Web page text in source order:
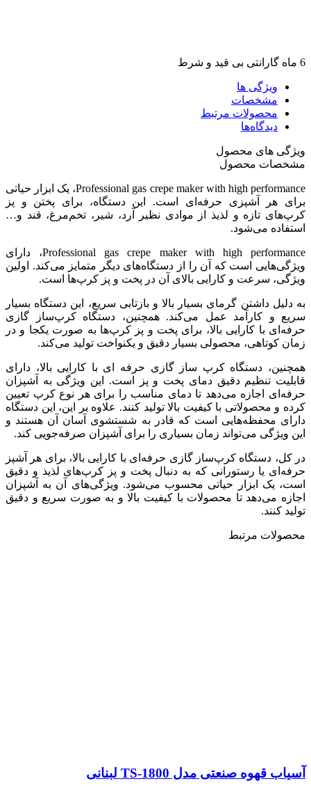
6 ماه گارانتی بی قید و شرط
ویژگی ها
مشخصات
محصولات مرتبط
دیدگاه‌ها
ویژگی های محصول
مشخصات محصول
Professional gas crepe maker with high performance، یک ابزار حیاتی
برای هر آشپزی حرفه‌ای است. این دستگاه، برای پختن و پز
کرپ‌های تازه و لذیذ از موادی نظیر آرد، شیر، تخم‌مرغ، قند و…
استفاده می‌شود.
Professional gas crepe maker with high performance، دارای
ویژگی‌هایی است که آن را از دستگاه‌های دیگر متمایز می‌کند. اولین
ویژگی، سرعت و کارایی بالای آن در پخت و پز کرپ‌ها است.
به دلیل داشتن گرمای بسیار بالا و بازتابی سریع، این دستگاه بسیار
سریع و کارآمد عمل می‌کند. همچنین، دستگاه کرپ‌ساز گازی
حرفه‌ای با کارایی بالا، برای پخت و پز کرپ‌ها به صورت یکجا و در
زمان کوتاهی، محصولی بسیار دقیق و یکنواخت تولید می‌کند.
همچنین، دستگاه کرپ ساز گازی حرفه ای با کارایی بالا، دارای
قابلیت تنظیم دقیق دمای پخت و پز است. این ویژگی به آشپزان
حرفه‌ای اجازه می‌دهد تا دمای مناسب را برای هر نوع کرپ تعیین
کرده و محصولاتی با کیفیت بالا تولید کنند. علاوه بر این، این دستگاه
دارای محفظه‌هایی است که قادر به شستشوی آسان آن هستند و
این ویژگی می‌تواند زمان بسیاری را برای آشپزان صرفه‌جویی کند.
در کل، دستگاه کرپ‌ساز گازی حرفه‌ای با کارایی بالا، برای هر آشپز
حرفه‌ای یا رستورانی که به دنبال پخت و پز کرپ‌های لذیذ و دقیق
است، یک ابزار حیاتی محسوب می‌شود. ویژگی‌های آن به آشپزان
اجازه می‌دهد تا محصولات با کیفیت بالا و به صورت سریع و دقیق
تولید کنند.
محصولات مرتبط
آسیاب قهوه صنعتی مدل TS-1800 لبنانی